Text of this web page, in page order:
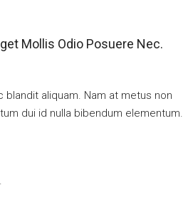
Mollis Odio Posuere Nec.
aliquam. Nam at metus non
dui id nulla bibendum elementum.